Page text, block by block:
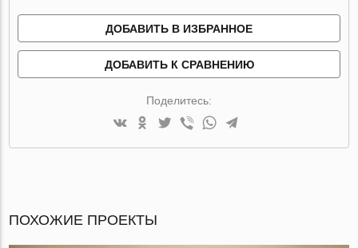
ДОБАВИТЬ В ИЗБРАННОЕ
ДОБАВИТЬ К СРАВНЕНИЮ
Поделитесь:
ПОХОЖИЕ ПРОЕКТЫ